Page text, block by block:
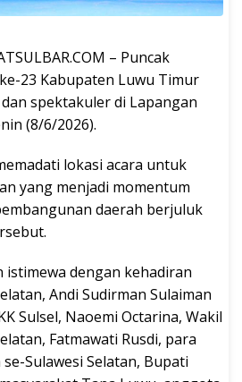
– Puncak
23 Kabupaten Luwu Timur
spektakuler di Lapangan
(8/6/2026).
lokasi acara untuk
yang menjadi momentum
daerah berjuluk
istimewa dengan kehadiran
Andi Sudirman Sulaiman
Sulsel, Naoemi Octarina, Wakil
Fatmawati Rusdi, para
Sulawesi Selatan, Bupati